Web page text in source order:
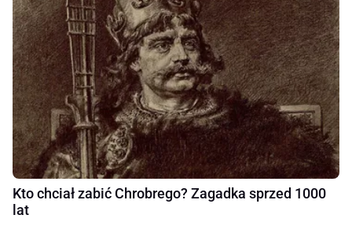
Kto chciał zabić Chrobrego? Zagadka sprzed 1000
lat